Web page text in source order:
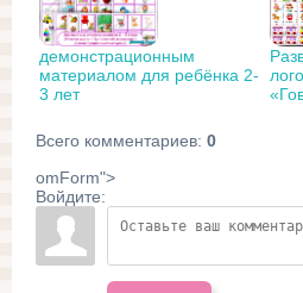
демонстрационным
материалом для ребёнка 2-
3 лет
Всего комментариев: 0
omForm">
Войдите: